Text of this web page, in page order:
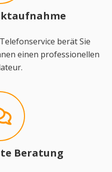
berät Sie
einen professionellen
Beratung